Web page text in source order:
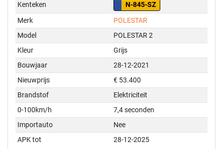
Kenteken
N-845-SZ
Merk
POLESTAR
Model
POLESTAR 2
Kleur
Grijs
Bouwjaar
28-12-2021
Nieuwprijs
€ 53.400
Brandstof
Elektriciteit
0-100km/h
7,4 seconden
Importauto
Nee
APK tot
28-12-2025